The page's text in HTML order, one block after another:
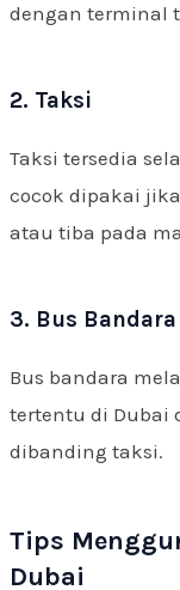
dengan terminal
2. Taksi
Taksi tersedia
cocok dipakai
atau tiba pada
3. Bus Bandara
Bus bandara
tertentu di Dubai
dibanding taksi.
Tips
Dubai